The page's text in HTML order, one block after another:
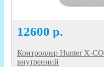
12600 р.
Контроллер Hunter X-
внутренний